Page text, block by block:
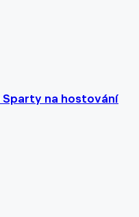
Sparty na hostování